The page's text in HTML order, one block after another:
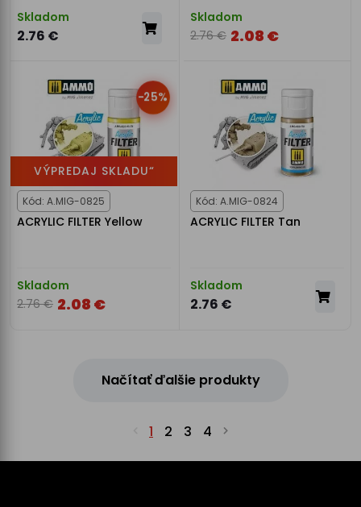
Skladom
2.76 €
Skladom
2.76 € 2.08 €
-25%
VÝPREDAJ SKLADU“
Kód: A.MIG-0825
ACRYLIC FILTER Yellow
Skladom
2.76 € 2.08 €
Kód: A.MIG-0824
ACRYLIC FILTER Tan
Skladom
2.76 €
Načítať ďalšie produkty
1 2 3 4